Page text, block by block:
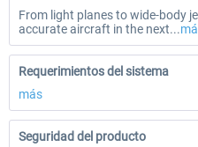
From light planes to wide-body
accurate aircraft in the next...
Requerimientos del sistema
más
Seguridad del producto